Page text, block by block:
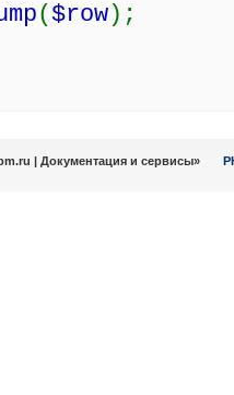
($row);
| Документация и сервисы»